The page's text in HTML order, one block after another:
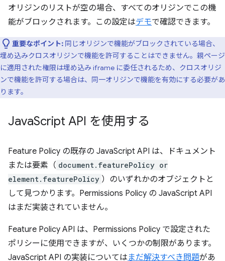
オリジンのリストが空の場合、すべてのオリジンでこの機
能がブロックされます。この設定はデモで確認できます。
重要なポイント: 同じオリジンで機能がブロックされている場合、
埋め込みクロスオリジンで機能を許可することはできません。親ページ
に適用された権限は埋め込み iframe に委任されるため、クロスオリジ
ンで機能を許可する場合は、同一オリジンで機能を有効にする必要があ
ります。
JavaScript API を使用する
Feature Policy の既存の JavaScript API は、ドキュメント
または要素（ document.featurePolicy or
element.featurePolicy ）のいずれかのオブジェクトと
して見つかります。Permissions Policy の JavaScript API
はまだ実装されていません。
Feature Policy API は、Permissions Policy で設定された
ポリシーに使用できますが、いくつかの制限があります。
JavaScript API の実装については まだ解決すべき問題があ